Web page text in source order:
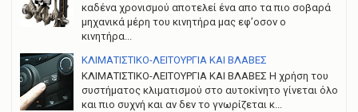
καδένα χρονισμού αποτελεί ένα απο τα πιο σοβαρά
μηχανικά μέρη του κινητήρα μας εφ’οσον ο
κινητήρα...
ΚΛΙΜΑΤΙΣΤΙΚΟ-ΛΕΙΤΟΥΡΓΙΑ ΚΑΙ ΒΛΑΒΕΣ
ΚΛΙΜΑΤΙΣΤΙΚΟ-ΛΕΙΤΟΥΡΓΙΑ ΚΑΙ ΒΛΑΒΕΣ H χρήση του
συστήματος κλιματισμού στο αυτοκίνητο γίνεται όλο
και πιο συχνή και αν δεν το γνωρίζεται κ...